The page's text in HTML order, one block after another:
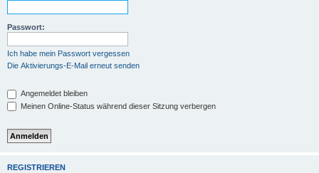
Passwort:
Ich habe mein Passwort vergessen
Die Aktivierungs-E-Mail erneut senden
Angemeldet bleiben
Meinen Online-Status während dieser Sitzung verbergen
REGISTRIEREN